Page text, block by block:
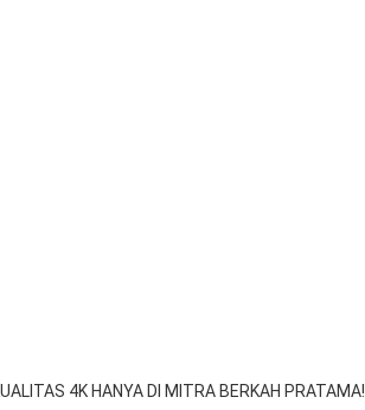
4K HANYA DI MITRA BERKAH PRATAMA!